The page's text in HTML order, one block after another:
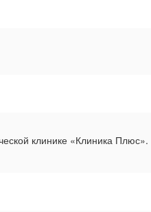
клинике «Клиника Плюс».